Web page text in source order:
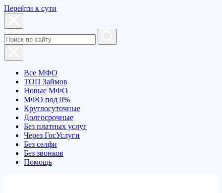
Перейти к сути
Все МФО
ТОП Займов
Новые МФО
МФО под 0%
Круглосуточные
Долгосрочные
Без платных услуг
Через ГосУслуги
Без селфи
Без звонков
Помощь